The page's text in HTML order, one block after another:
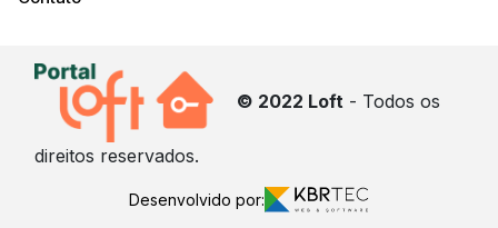
© 2022 Loft - Todos os
direitos reservados.
Desenvolvido por: